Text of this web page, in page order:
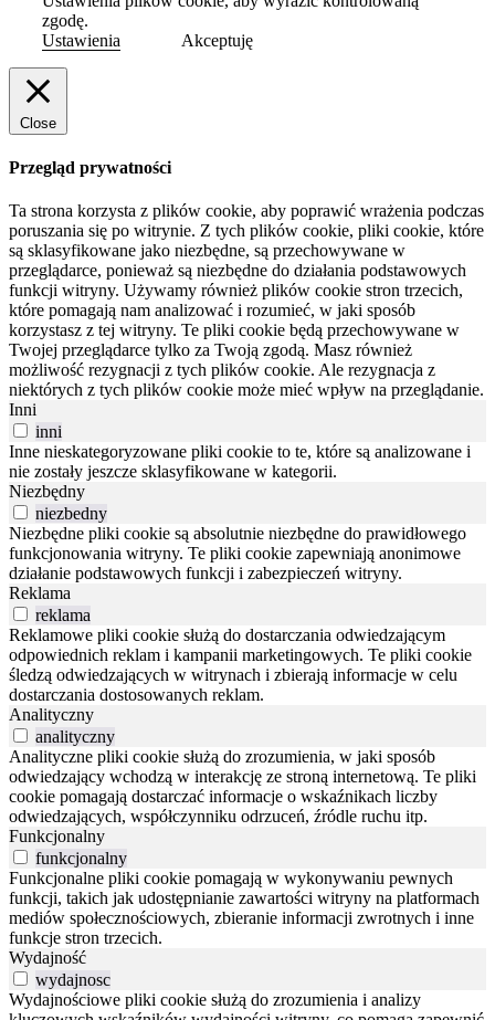
zgodę.
Ustawienia
Akceptuję
Close
Przegląd prywatności
Ta strona korzysta z plików cookie, aby poprawić wrażenia podczas
poruszania się po witrynie. Z tych plików cookie, pliki cookie, które
są sklasyfikowane jako niezbędne, są przechowywane w
przeglądarce, ponieważ są niezbędne do działania podstawowych
funkcji witryny. Używamy również plików cookie stron trzecich,
które pomagają nam analizować i rozumieć, w jaki sposób
korzystasz z tej witryny. Te pliki cookie będą przechowywane w
Twojej przeglądarce tylko za Twoją zgodą. Masz również
możliwość rezygnacji z tych plików cookie. Ale rezygnacja z
niektórych z tych plików cookie może mieć wpływ na przeglądanie.
Inni
inni
Inne nieskategoryzowane pliki cookie to te, które są analizowane i
nie zostały jeszcze sklasyfikowane w kategorii.
Niezbędny
niezbedny
Niezbędne pliki cookie są absolutnie niezbędne do prawidłowego
funkcjonowania witryny. Te pliki cookie zapewniają anonimowe
działanie podstawowych funkcji i zabezpieczeń witryny.
Reklama
reklama
Reklamowe pliki cookie służą do dostarczania odwiedzającym
odpowiednich reklam i kampanii marketingowych. Te pliki cookie
śledzą odwiedzających w witrynach i zbierają informacje w celu
dostarczania dostosowanych reklam.
Analityczny
analityczny
Analityczne pliki cookie służą do zrozumienia, w jaki sposób
odwiedzający wchodzą w interakcję ze stroną internetową. Te pliki
cookie pomagają dostarczać informacje o wskaźnikach liczby
odwiedzających, współczynniku odrzuceń, źródle ruchu itp.
Funkcjonalny
funkcjonalny
Funkcjonalne pliki cookie pomagają w wykonywaniu pewnych
funkcji, takich jak udostępnianie zawartości witryny na platformach
mediów społecznościowych, zbieranie informacji zwrotnych i inne
funkcje stron trzecich.
Wydajność
wydajnosc
Wydajnościowe pliki cookie służą do zrozumienia i analizy